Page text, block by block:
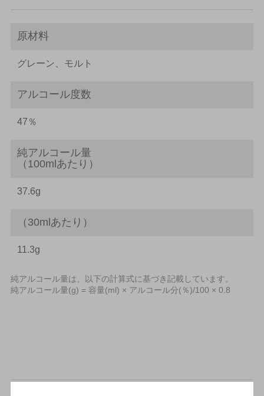
原材料
グレーン、モルト
アルコール度数
47％
純アルコール量
（100mlあたり）
37.6g
（30mlあたり）
11.3g
純アルコール量は、以下の計算式に基づき記載しています。
純アルコール量(g) = 容量(ml) × アルコール分(％)/100 × 0.8